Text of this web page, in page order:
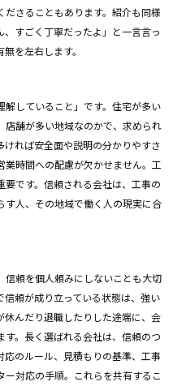
さることもあります。紹介も同様
すごく丁寧だったよ」と一言言っ
を左右します。
していること」です。住宅が多い
舗が多い地域なのかで、求められ
れば安全面や説明の分かりやすさ
時間への配慮が欠かせません。工
です。信頼される会社は、工事の
す人、その地域で働く人の現実に合
信頼を個人頼みにしないことも大切
頼が成り立っている状態は、強い
んだり退職したりした途端に、会
。長く選ばれる会社は、信頼のつ
のルール、見積もりの基準、工事
対応の手順。これらを共有するこ